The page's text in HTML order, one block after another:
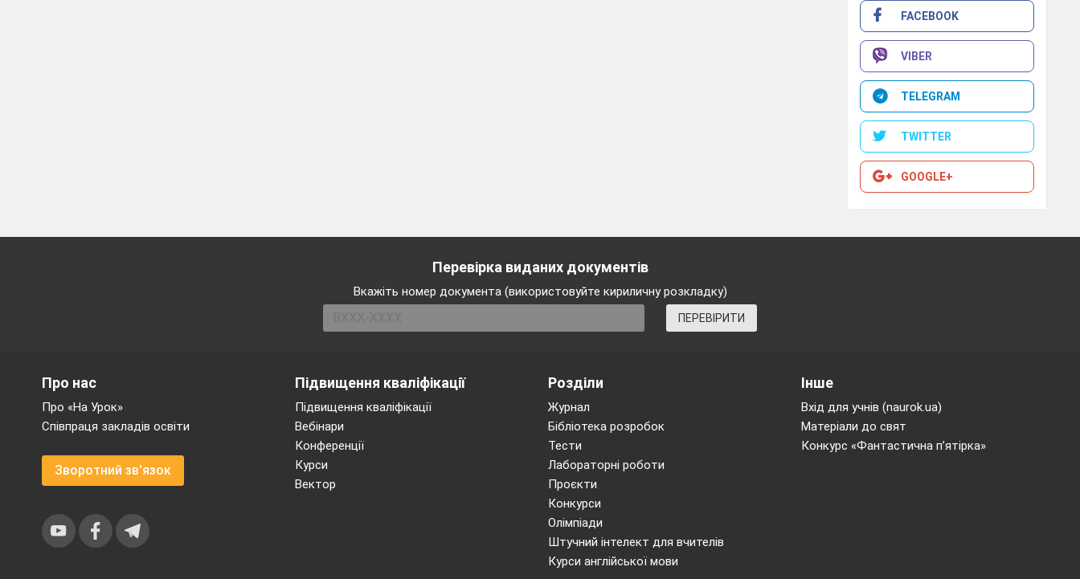
,
.
Переходячи до змінної
, одержимо
,
,
розв’язуючи які, отримаємо
, .
Розв’язати рівняння:
Розв’язання.
Піднесемо до квадрату обидві частини рівняння, отримаємо:
,
,
FACEBOOK
VIBER
TELEGRAM
TWITTER
GOOGLE+
Перевірка виданих документів
Вкажіть номер документа (використовуйте кириличну розкладку)
ПЕРЕВІРИТИ
Підвищення кваліфікації
Підвищення кваліфікації
Вебінари
Конференції
Курси
Вектор
Розділи
Журнал
Бібліотека розробок
Тести
Лабораторні роботи
Проєкти
Конкурси
Олімпіади
Штучний інтелект для вчителів
Курси англійської мови
Про нас
Про «На Урок»
Співпраця закладів освіти
Зворотний зв'язок
Інше
Вхід для учнів (naurok.ua)
Матеріали до свят
Конкурс «Фантастична п’ятірка»